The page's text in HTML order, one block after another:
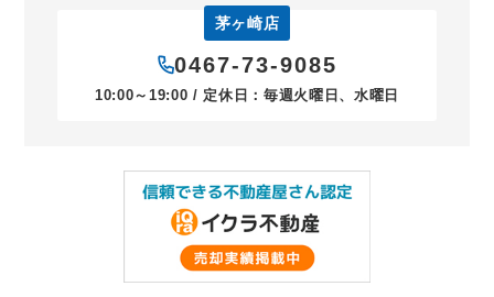
茅ヶ崎店
0467-73-9085
10:00～19:00 / 定休日：毎週火曜日、水曜日